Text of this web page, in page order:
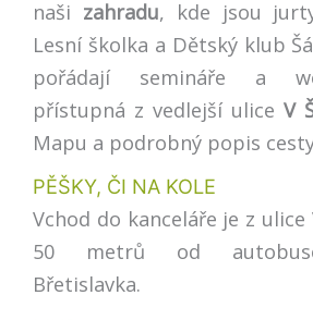
naši zahradu, kde jsou
Lesní školka a Dětský klub
pořádají semináře a
přístupná z vedlejší ulice V
Mapu a podrobný popis
PĚŠKY, ČI NA KOLE
Vchod do kanceláře je z ulice
50 metrů od
Břetislavka.